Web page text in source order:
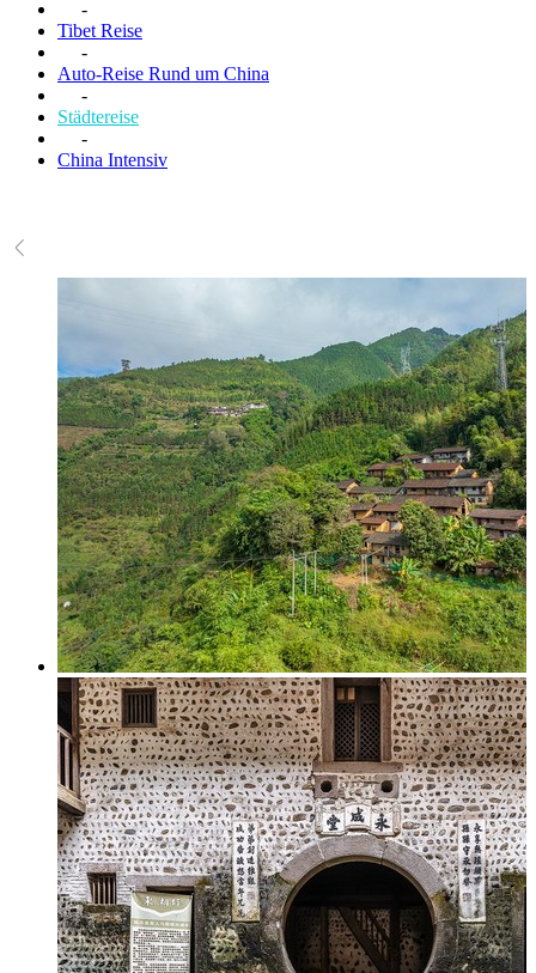
-
Tibet Reise
-
Auto-Reise Rund um China
-
Städtereise
-
China Intensiv